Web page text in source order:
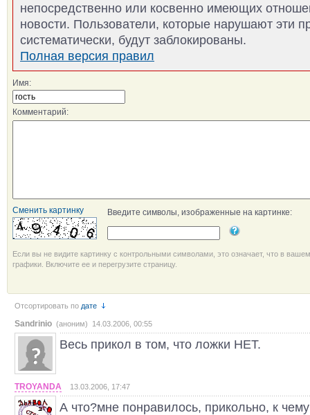
непосредственно или косвенно имеющих
новости. Пользователи, которые нарушают эти
систематически, будут заблокированы.
Полная версия правил
Имя:
Комментарий:
Сменить картинку Введите символы, изображенные на картинке:
Если вы не видите картинку с контрольными символами, это означает, что в
графики. Включите ее и перегрузите страницу.
Отсортировать по дате
Sandrinio (аноним) 14.03.2006, 00:55
Весь прикол в том, что ложки НЕТ.
TROYANDA 13.03.2006, 17:47
А что?мне понравилось, прикольно, к